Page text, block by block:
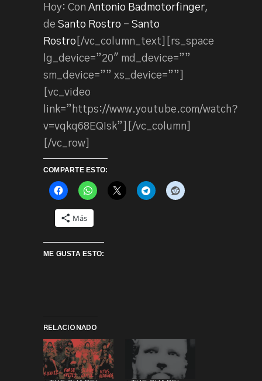
Hoy: Con Antonio Badmotorfinger,
de Santo Rostro – Santo
Rostro [/vc_column_text][rs_space
lg_device=”20″ md_device=””
sm_device=”” xs_device=””]
[vc_video
link=”https://www.youtube.com/watch?
v=vqkq68EQIsk”][/vc_column]
[/vc_row]
COMPARTE ESTO:
Más
ME GUSTA ESTO:
RELACIONADO